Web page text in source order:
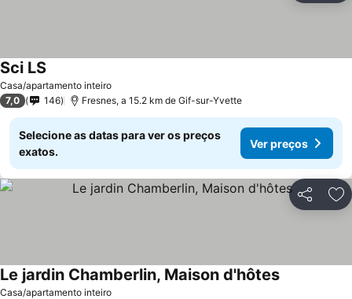
Casa/apartamento inteiro
Sci LS
7,0 146 Fresnes, a 15.2 km de Gif-sur-Yvette
Selecione as datas para ver os preços
exatos.
Ver preços
Partilhar
Casa/apartamento inteiro
Le jardin Chamberlin, Maison d'hôtesVer preços